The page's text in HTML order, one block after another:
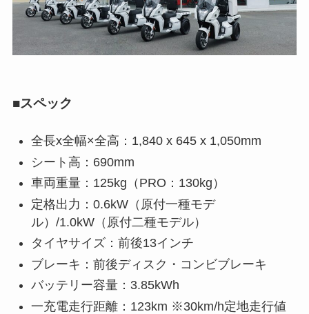
■スペック
全長x全幅×全高：1,840 x 645 x 1,050mm
シート高：690mm
車両重量：125kg（PRO：130kg）
定格出力：0.6kW（原付一種モデ
ル）/1.0kW（原付二種モデル）
タイヤサイズ：前後13インチ
ブレーキ：前後ディスク・コンビブレーキ
バッテリー容量：3.85kWh
一充電走行距離：123km ※30km/h定地走行値